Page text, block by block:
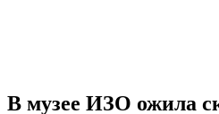
В музее ИЗО ожила